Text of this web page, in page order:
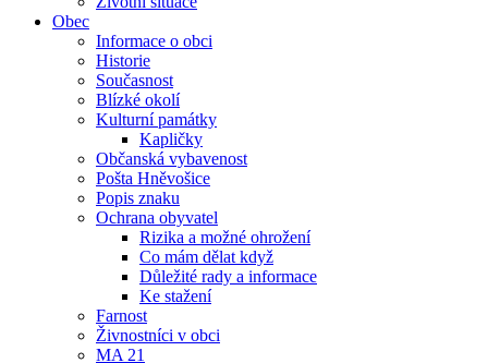
Obec
Informace o obci
Historie
Současnost
Blízké okolí
Kulturní památky
Kapličky
Občanská vybavenost
Pošta Hněvošice
Popis znaku
Ochrana obyvatel
Rizika a možné ohrožení
Co mám dělat když
Důležité rady a informace
Ke stažení
Farnost
Živnostníci v obci
MA 21